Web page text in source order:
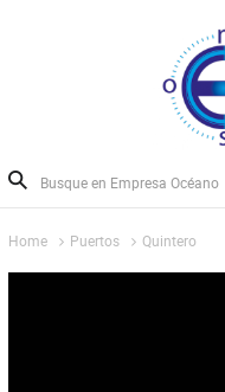
Home Puertos Quintero